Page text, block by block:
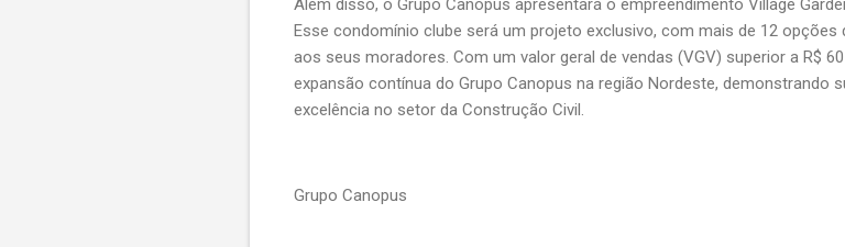
Além disso, o Grupo Canopus apresentará o empreendimento Village
Esse condomínio clube será um projeto exclusivo, com mais de 12
aos seus moradores. Com um valor geral de vendas (VGV) superior a R$
expansão contínua do Grupo Canopus na região Nordeste, demonstrando
excelência no setor da Construção Civil.
Grupo Canopus